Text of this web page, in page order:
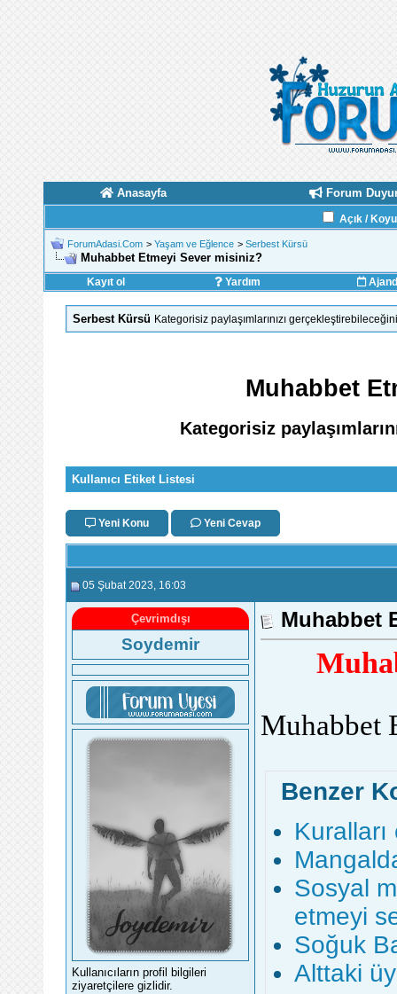
Anasayfa Forum
Açık /
ForumAdasi.Com > Yaşam ve Eğlence > Serbest Kürsü
Muhabbet Etmeyi Sever misiniz?
Kayıt ol Yardım
Serbest Kürsü Kategorisiz paylaşımlarınızı
Muhabbet
Kategorisiz
Kullanıcı Etiket Listesi
Yeni Konu Yeni Cevap
05 Şubat 2023 , 16:03
Çevrimdışı
Soydemir
Kullanıcıların profil bilgileri
ziyaretçilere gizlidir.
Muhabbet
Muhabbet
Benzer
Sosyal
etmeyi
Soğuk
Alttaki